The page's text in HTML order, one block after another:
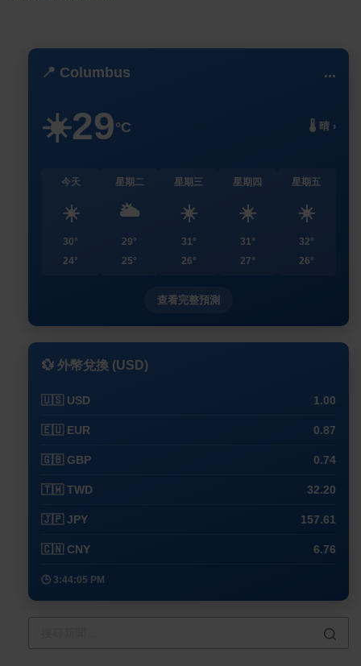
📍 Columbus ...
☀️29°C 🌡️ 晴 ›
今天
☀️
30°
24°
星期二
🌥️
29°
25°
星期三
☀️
31°
26°
星期四
☀️
31°
27°
星期五
☀️
32°
26°
查看完整預測
💱 外幣兌換 (USD)
🇺🇸 USD 1.00
🇪🇺 EUR 0.87
🇬🇧 GBP 0.74
🇹🇼 TWD 32.20
🇯🇵 JPY 157.61
🇨🇳 CNY 6.76
🕒 3:44:05 PM